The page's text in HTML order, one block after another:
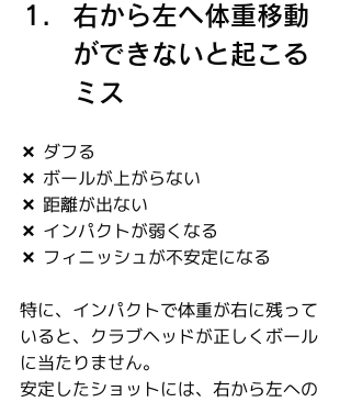
右から左へ体重移動
ができないと起こる
ミス
✖ ダフる
✖ ボールが上がらない
✖ 距離が出ない
✖ インパクトが弱くなる
✖ フィニッシュが不安定になる
特に、インパクトで体重が右に残って
いると、クラブヘッドが正しくボール
に当たりません。
安定したショットには、右から左への